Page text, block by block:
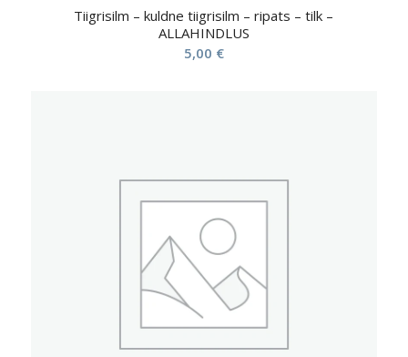
Tiigrisilm – kuldne tiigrisilm – ripats – tilk –
ALLAHINDLUS
5,00 €